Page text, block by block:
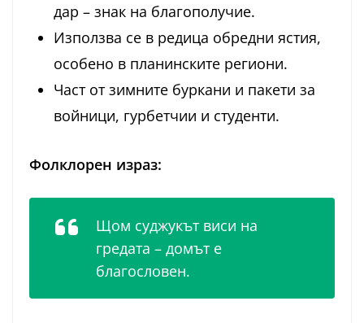
дар – знак на благополучие.
Използва се в редица обредни ястия,
особено в планинските региони.
Част от зимните буркани и пакети за
войници, гурбетчии и студенти.
Фолклорен израз:
Щом суджукът виси на
гредата – домът е
благословен.